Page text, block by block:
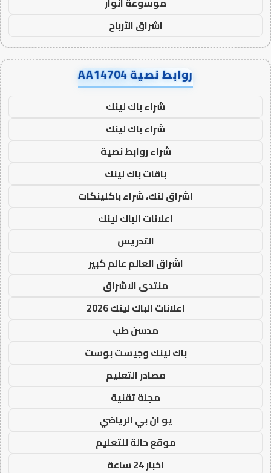
اشراق الأرباح
روابط نصية AA14704
شراء باك لينك
شراء باك لينك
شراء روابط نصية
باقات باك لينك
اشراق لنك، شراء باكلينكات
اعلانات الباك لينك
التدريس
اشراق العالم عالم كبير
منتدى الاشراق
اعلانات الباك لينك 2026
مدسن طب
باك لينك وجيست بوست
مصادر التعليم
مجلة تقنية
يو ان بي الرياضي
موقع حالة للتعليم
اخبار 24 ساعة